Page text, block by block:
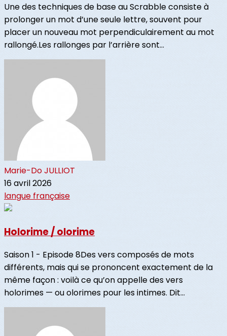
Une des techniques de base au Scrabble consiste à
prolonger un mot d’une seule lettre, souvent pour
placer un nouveau mot perpendiculairement au mot
rallongé.Les rallonges par l’arrière sont...
Marie-Do JULLIOT
16 avril 2026
langue française
Holorime / olorime
Saison 1 - Episode 8Des vers composés de mots
différents, mais qui se prononcent exactement de la
même façon : voilà ce qu’on appelle des vers
holorimes — ou olorimes pour les intimes. Dit...